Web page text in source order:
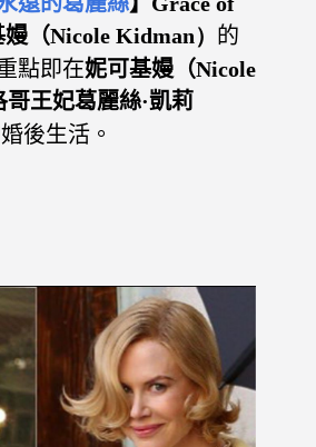
嫚（Nicole Kidman） 的
點即在妮可基嫚（Nicole
哥王妃葛麗絲·凱莉
後生活。